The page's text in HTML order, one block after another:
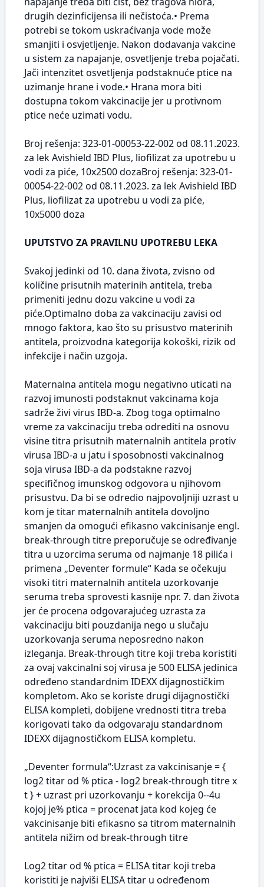
drugih dezinficijensa ili nečistoća.• Prema
potrebi se tokom uskraćivanja vode može
smanjiti i osvjetljenje. Nakon dodavanja vakcine
u sistem za napajanje, osvetljenje treba pojačati.
Jači intenzitet osvetljenja podstaknuće ptice na
uzimanje hrane i vode.• Hrana mora biti
dostupna tokom vakcinacije jer u protivnom
ptice neće uzimati vodu.
Broj rešenja: 323-01-00053-22-002 od 08.11.2023.
za lek Avishield IBD Plus, liofilizat za upotrebu u
vodi za piće, 10x2500 dozaBroj rešenja: 323-01-
00054-22-002 od 08.11.2023. za lek Avishield IBD
Plus, liofilizat za upotrebu u vodi za piće,
10x5000 doza
UPUTSTVO ZA PRAVILNU UPOTREBU LEKA
Svakoj jedinki od 10. dana života, zvisno od
količine prisutnih materinih antitela, treba
primeniti jednu dozu vakcine u vodi za
piće.Optimalno doba za vakcinaciju zavisi od
mnogo faktora, kao što su prisustvo materinih
antitela, proizvodna kategorija kokoški, rizik od
infekcije i način uzgoja.
Maternalna antitela mogu negativno uticati na
razvoj imunosti podstaknut vakcinama koja
sadrže živi virus IBD-a. Zbog toga optimalno
vreme za vakcinaciju treba odrediti na osnovu
visine titra prisutnih maternalnih antitela protiv
virusa IBD-a u jatu i sposobnosti vakcinalnog
soja virusa IBD-a da podstakne razvoj
specifičnog imunskog odgovora u njihovom
prisustvu. Da bi se odredio najpovoljniji uzrast u
kom je titar maternalnih antitela dovoljno
smanjen da omogući efikasno vakcinisanje engl.
break-through titre preporučuje se određivanje
titra u uzorcima seruma od najmanje 18 pilića i
primena „Deventer formule“ Kada se očekuju
visoki titri maternalnih antitela uzorkovanje
seruma treba sprovesti kasnije npr. 7. dan života
jer će procena odgovarajućeg uzrasta za
vakcinaciju biti pouzdanija nego u slučaju
uzorkovanja seruma neposredno nakon
izleganja. Break-through titre koji treba koristiti
za ovaj vakcinalni soj virusa je 500 ELISA jedinica
određeno standardnim IDEXX dijagnostičkim
kompletom. Ako se koriste drugi dijagnostički
ELISA kompleti, dobijene vrednosti titra treba
korigovati tako da odgovaraju standardnom
IDEXX dijagnostičkom ELISA kompletu.
„Deventer formula“:Uzrast za vakcinisanje = {
log2 titar od % ptica - log2 break-through titre x
t } + uzrast pri uzorkovanju + korekcija 0--4u
kojoj je% ptica = procenat jata kod kojeg će
vakcinisanje biti efikasno sa titrom maternalnih
antitela nižim od break-through titre
Log2 titar od % ptica = ELISA titar koji treba
koristiti je najviši ELISA titar u određenom